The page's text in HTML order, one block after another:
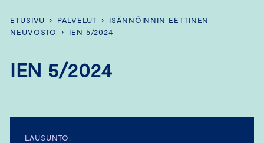
ETUSIVU › PALVELUT ›
ISÄNNÖINNIN EETTINEN
NEUVOSTO
› IEN 5/2024
IEN 5/2024
LAUSUNTO: